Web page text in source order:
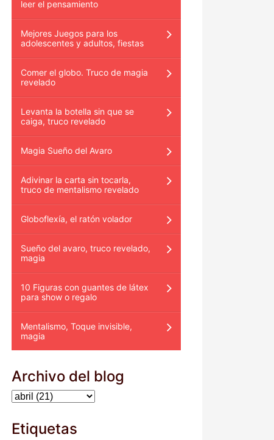
leer el pensamiento
Mejores Juegos para los
adolescentes y adultos, fiestas
Comer el globo. Truco de magia
revelado
Levanta la botella sin que se
caiga, truco revelado
Magia Sueño del Avaro
Adivinar la carta sin tocarla,
truco de mentalismo revelado
Globoflexía, el ratón volador
Sueño del avaro, truco revelado,
magia
10 Figuras con guantes de látex
para show o regalo
Mentalismo, Toque invisible,
magia
Archivo del blog
Etiquetas